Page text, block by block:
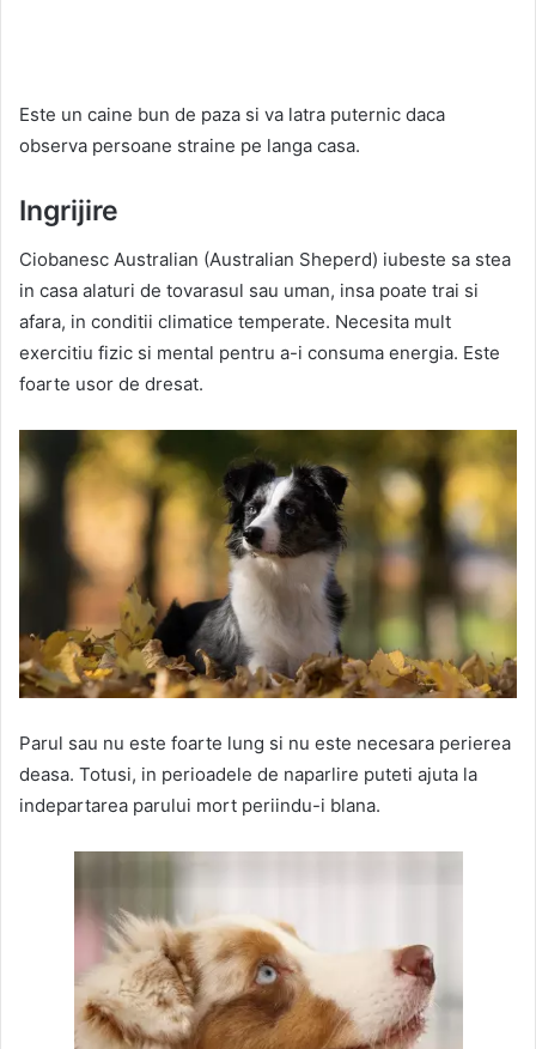
Este un caine bun de paza si va latra puternic daca
observa persoane straine pe langa casa.
Ingrijire
Ciobanesc Australian (Australian Sheperd) iubeste sa stea
in casa alaturi de tovarasul sau uman, insa poate trai si
afara, in conditii climatice temperate. Necesita mult
exercitiu fizic si mental pentru a-i consuma energia. Este
foarte usor de dresat.
Parul sau nu este foarte lung si nu este necesara perierea
deasa. Totusi, in perioadele de naparlire puteti ajuta la
indepartarea parului mort periindu-i blana.